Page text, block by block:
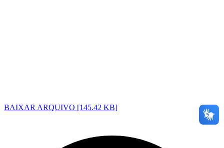
BAIXAR ARQUIVO [145.42 KB]